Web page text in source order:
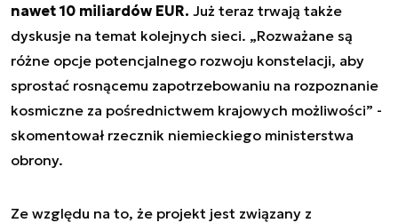
nawet 10 miliardów EUR. Już teraz trwają także
dyskusje na temat kolejnych sieci. „Rozważane są
różne opcje potencjalnego rozwoju konstelacji, aby
sprostać rosnącemu zapotrzebowaniu na rozpoznanie
kosmiczne za pośrednictwem krajowych możliwości” -
skomentował rzecznik niemieckiego ministerstwa
obrony.
Ze względu na to, że projekt jest związany z